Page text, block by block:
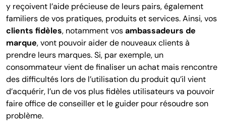
y reçoivent l’aide précieuse de leurs pairs, également
familiers de vos pratiques, produits et services. Ainsi, vos
clients fidèles, notamment vosambassadeurs de
marque, vont pouvoir aider de nouveaux clients à
prendre leurs marques. Si, par exemple, un
consommateur vient de finaliser un achat mais rencontre
des difficultés lors de l’utilisation du produit qu’il vient
d’acquérir, l’un de vos plus fidèles utilisateurs va pouvoir
faire office de conseiller et le guider pour résoudre son
problème.